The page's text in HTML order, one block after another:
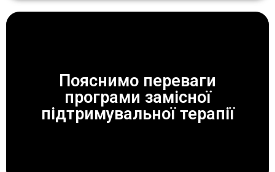
Пояснимо переваги
програми замісної
підтримувальної терапії
ЗАВЖДИ ДОПОМОЖЕМО!